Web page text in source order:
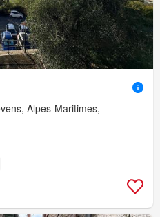
Alpes-Maritimes,